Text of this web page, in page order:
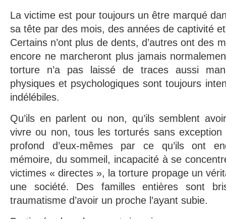
La victime est pour toujours un être marqué
sa tête par des mois, des années de captivité
Certains n’ont plus de dents, d’autres ont des
encore ne marcheront plus jamais
torture n’a pas laissé de traces aussi
physiques et psychologiques sont toujours
indélébiles.
Qu’ils en parlent ou non, qu’ils semblent
vivre ou non, tous les torturés sans
profond d’eux-mêmes par ce qu’ils ont
mémoire, du sommeil, incapacité à se
victimes « directes », la torture propage un
une société. Des familles entières sont
traumatisme d’avoir un proche l’ayant subie.